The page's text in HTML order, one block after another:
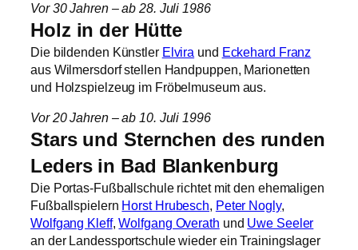
Vor 30 Jahren – ab 28. Juli 1986
Holz in der Hütte
Die bildenden Künstler Elvira und Eckehard Franz
aus Wilmersdorf stellen Handpuppen, Marionetten
und Holzspielzeug im Fröbelmuseum aus.
Vor 20 Jahren – ab 10. Juli 1996
Stars und Sternchen des runden
Leders in Bad Blankenburg
Die Portas-Fußballschule richtet mit den ehemaligen
Fußballspielern Horst Hrubesch, Peter Nogly,
Wolfgang Kleff,Wolfgang Overath und Uwe Seeler
an der Landessportschule wieder ein Trainingslager